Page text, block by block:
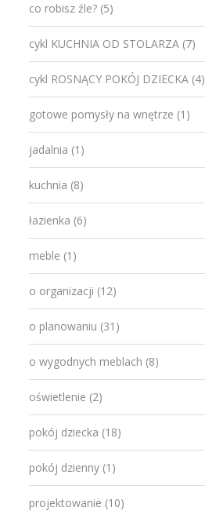
co robisz źle? (5)
cykl KUCHNIA OD STOLARZA (7)
cykl ROSNĄCY POKÓJ DZIECKA (4)
gotowe pomysły na wnętrze (1)
jadalnia (1)
kuchnia (8)
łazienka (6)
meble (1)
o organizacji (12)
o planowaniu (31)
o wygodnych meblach (8)
oświetlenie (2)
pokój dziecka (18)
pokój dzienny (1)
projektowanie (10)